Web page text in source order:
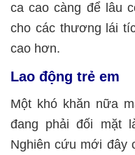
ca cao càng để lâu
cho các thương lái
cao hơn.
Lao động trẻ em
Một khó khăn nữa
đang phải đối mặt
Nghiên cứu mới đây